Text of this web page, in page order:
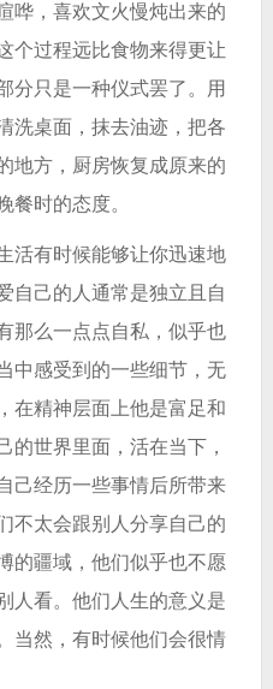
哗，喜欢文火慢炖出来的
个过程远比食物来得更让
分只是一种仪式罢了。用
洗桌面，抹去油迹，把各
地方，厨房恢复成原来的
餐时的态度。
活有时候能够让你迅速地
自己的人通常是独立且自
那么一点点自私，似乎也
中感受到的一些细节，无
在精神层面上他是富足和
的世界里面，活在当下，
己经历一些事情后所带来
不太会跟别人分享自己的
的疆域，他们似乎也不愿
人看。他们人生的意义是
当然，有时候他们会很情